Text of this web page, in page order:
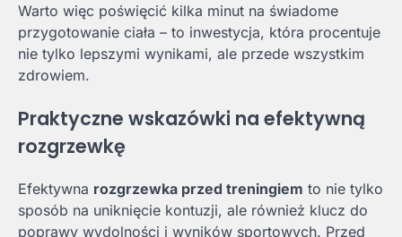
Warto więc poświęcić kilka minut na świadome
przygotowanie ciała – to inwestycja, która procentuje
nie tylko lepszymi wynikami, ale przede wszystkim
zdrowiem.
Praktyczne wskazówki na efektywną
rozgrzewkę
Efektywna rozgrzewka przed treningiem to nie tylko
sposób na uniknięcie kontuzji, ale również klucz do
poprawy wydolności i wyników sportowych. Przed